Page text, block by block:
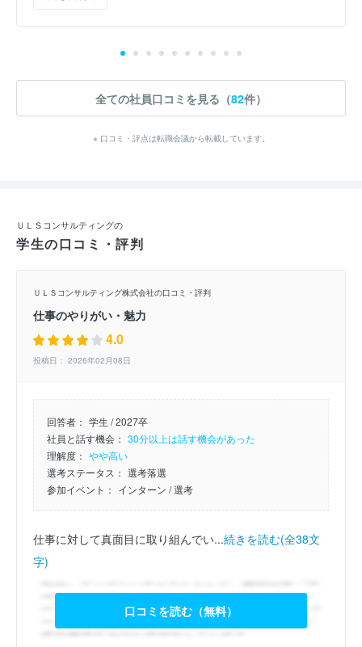
全ての社員口コミを見る（82件）
※ 口コミ・評点は転職会議から転載しています。
ＵＬＳコンサルティングの
学生の口コミ・評判
ＵＬＳコンサルティング株式会社の口コミ・評判
仕事のやりがい・魅力
4.0
投稿日： 2026年02月08日
回答者： 学生 / 2027卒
社員と話す機会： 30分以上は話す機会があった
理解度： やや高い
選考ステータス： 選考落選
参加イベント： インターン / 選考
仕事に対して真面目に取り組んでい...続きを読む(全38文
字)
口コミを読む（無料）